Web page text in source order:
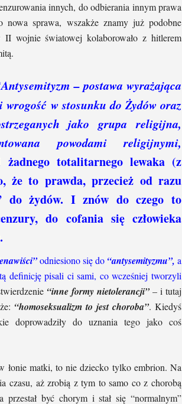
innych, do odbierania innym prawa
sprawa, wszakże znamy już podobne
wojnie światowej kolaborowało z hitlerem
Antysemityzm – postawa wyrażająca
w stosunku do Żydów oraz
jako grupa religijna,
powodami religijnymi,
żadnego totalitarnego lewaka (z
że to prawda, przecież od razu
do żydów. I znów do czego to
do cofania się człowieka
odniesiono się do “antysemityzmu”, a
definicję pisali ci sami, co wcześniej tworzyli
“inne formy nietolerancji”– i tutaj
“homoseksualizm to jest choroba”. Kiedyś
doprowadziły do uznania tego jako coś
łonie matki, to nie dziecko tylko embrion. Na
czasu, aż zrobią z tym to samo co z chorobą
przestał być chorym i stał się “normalnym”